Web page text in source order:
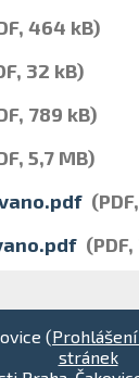
464 kB)
32 kB)
789 kB)
5,7 MB)
(
stránek